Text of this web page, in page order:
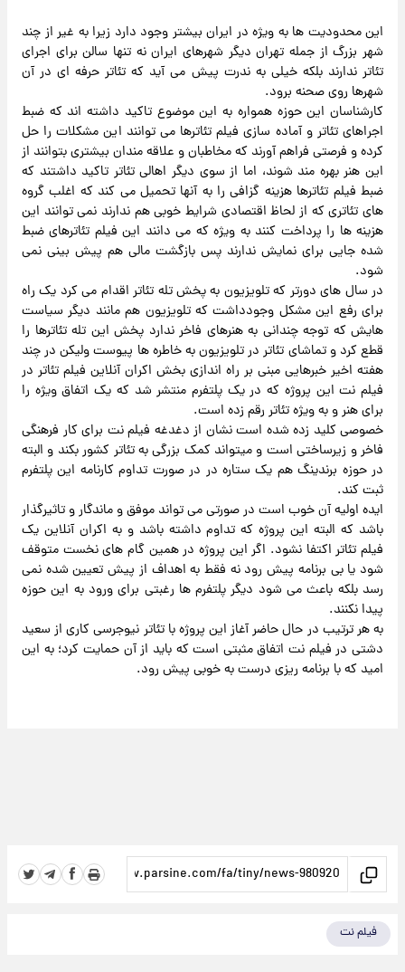
این محدودیت ها به ویژه در ایران بیشتر وجود دارد زیرا به غیر از چند
شهر بزرگ از جمله تهران دیگر شهرهای ایران نه تنها سالن برای اجرای
تئاتر ندارند بلکه خیلی به ندرت پیش می آید که تئاتر حرفه ای در آن
شهرها روی صحنه برود.
کارشناسان این حوزه همواره به این موضوع تاکید داشته اند که ضبط
اجراهای تئاتر و آماده سازی فیلم تئاترها می توانند این مشکلات را حل
کرده و فرصتی فراهم آورند که مخاطبان و علاقه مندان بیشتری بتوانند از
این هنر بهره مند شوند، اما از سوی دیگر اهالی تئاتر تاکید داشتند که
ضبط فیلم تئاترها هزینه گزافی را به آنها تحمیل می کند که اغلب گروه
های تئاتری که از لحاظ اقتصادی شرایط خوبی هم ندارند نمی توانند این
هزینه ها را پرداخت کنند به ویژه که می دانند این فیلم تئاترهای ضبط
شده جایی برای نمایش ندارند پس بازگشت مالی هم پیش بینی نمی
شود.
در سال های دورتر که تلویزیون به پخش تله تئاتر اقدام می کرد یک راه
برای رفع این مشکل وجودداشت که تلویزیون هم مانند دیگر سیاست
هایش که توجه چندانی به هنرهای فاخر ندارد پخش این تله تئاترها را
قطع کرد و تماشای تئاتر در تلویزیون به خاطره ها پیوست ولیکن در چند
هفته اخیر خبرهایی مبنی بر راه اندازی بخش اکران آنلاین فیلم تئاتر در
فیلم نت این پروژه که در یک پلتفرم منتشر شد که یک اتفاق ویژه را
برای هنر و به ویژه تئاتر رقم زده است.
خصوصی کلید زده شده است نشان از دغدغه فیلم نت برای کار فرهنگی
فاخر و زیرساختی است و میتواند کمک بزرگی به تئاتر کشور بکند و البته
در حوزه برندینگ هم یک ستاره در در صورت تداوم کارنامه این پلتفرم
ثبت کند.
ایده اولیه آن خوب است در صورتی می تواند موفق و ماندگار و تاثیرگذار
باشد که البته این پروژه که تداوم داشته باشد و به اکران آنلاین یک
فیلم تئاتر اکتفا نشود. اگر این پروژه در همین گام های نخست متوقف
شود یا بی برنامه پیش رود نه فقط به اهداف از پیش تعیین شده نمی
رسد بلکه باعث می شود دیگر پلتفرم ها رغبتی برای ورود به این حوزه
پیدا نکنند.
به هر ترتیب در حال حاضر آغاز این پروژه با تئاتر نیوجرسی کاری از سعید
دشتی در فیلم نت اتفاق مثبتی است که باید از آن حمایت کرد؛ به این
امید که با برنامه ریزی درست به خوبی پیش رود.
فیلم نت